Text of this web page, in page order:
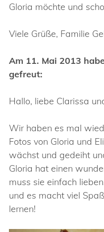
Gloria möchte und
Viele Grüße, Familie
Am 11. Mai 2013
gefreut:
Hallo, liebe Clarissa
Wir haben es mal
Fotos von Gloria und
wächst und gedeiht
Gloria hat einen
muss sie einfach
und es macht viel
lernen!